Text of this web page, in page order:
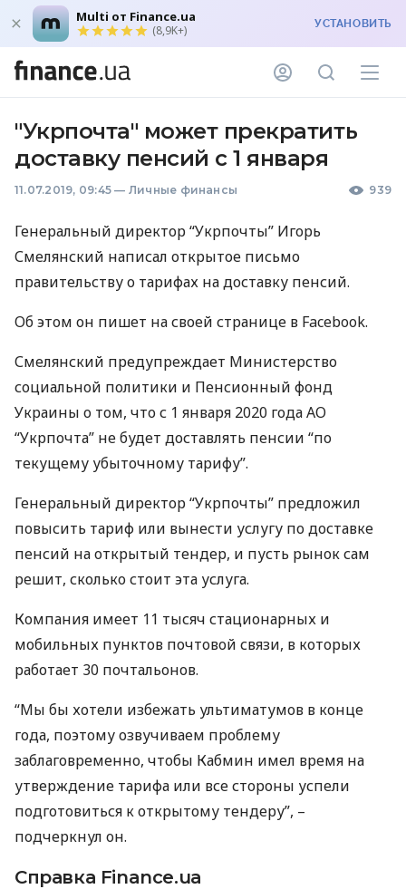
Multi от Finance.ua
(8,9K+) УСТАНОВИТЬ
"Укрпочта" может прекратить
доставку пенсий с 1 января
11.07.2019, 09:45 — Личные финансы 939
Генеральный директор “Укрпочты” Игорь
Смелянский написал открытое письмо
правительству о тарифах на доставку пенсий.
Об этом он пишет на своей странице в Facebook.
Смелянский предупреждает Министерство
социальной политики и Пенсионный фонд
Украины о том, что с 1 января 2020 года АО
“Укрпочта” не будет доставлять пенсии “по
текущему убыточному тарифу”.
Генеральный директор “Укрпочты” предложил
повысить тариф или вынести услугу по доставке
пенсий на открытый тендер, и пусть рынок сам
решит, сколько стоит эта услуга.
Компания имеет 11 тысяч стационарных и
мобильных пунктов почтовой связи, в которых
работает 30 почтальонов.
“Мы бы хотели избежать ультиматумов в конце
года, поэтому озвучиваем проблему
заблаговременно, чтобы Кабмин имел время на
утверждение тарифа или все стороны успели
подготовиться к открытому тендеру”, –
подчеркнул он.
Справка Finance.ua